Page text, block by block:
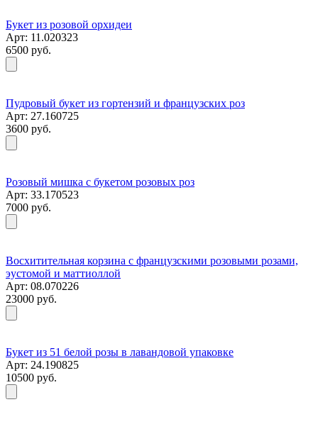
Букет из розовой орхидеи
Арт: 11.020323
6500 руб.
Пудровый букет из гортензий и французских роз
Арт: 27.160725
3600 руб.
Розовый мишка с букетом розовых роз
Арт: 33.170523
7000 руб.
Восхитительная корзина с французскими розовыми розами,
эустомой и маттиоллой
Арт: 08.070226
23000 руб.
Букет из 51 белой розы в лавандовой упаковке
Арт: 24.190825
10500 руб.